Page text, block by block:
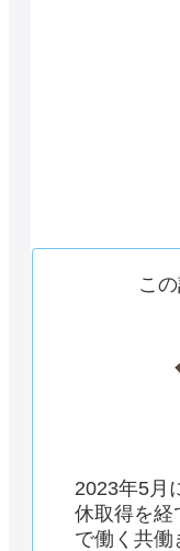
こ
2023年5月
休取得を経
で働く共働